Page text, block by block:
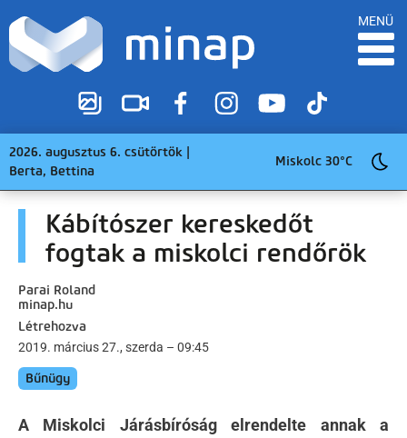
MENÜ
2026. augusztus 6. csütörtök |
Berta, Bettina
Miskolc 30°C
Kábítószer kereskedőt
fogtak a miskolci rendőrök
Parai Roland
minap.hu
Létrehozva
2019. március 27., szerda – 09:45
Bűnügy
A Miskolci Járásbíróság elrendelte annak a